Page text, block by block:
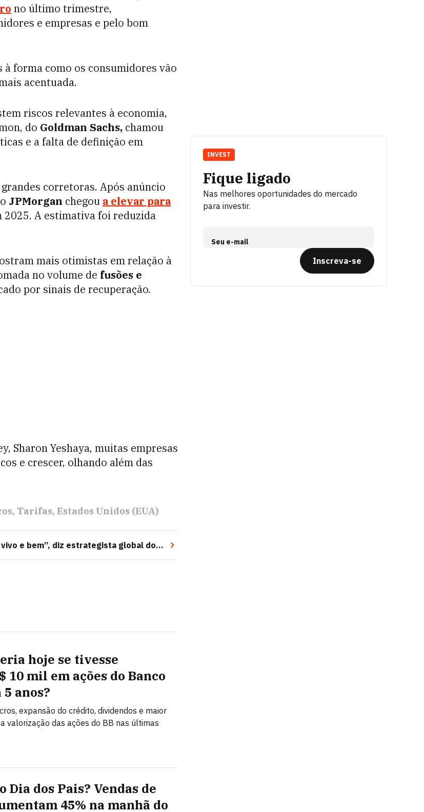
no último trimestre,
e empresas e pelo bom
forma como os consumidores vão
acentuada.
riscos relevantes à economia,
do Goldman Sachs, chamou
e a falta de definição em
corretoras. Após anúncio
JPMorgan chegou a elevar para
2025. A estimativa foi reduzida
mais otimistas em relação à
no volume de fusões e
por sinais de recuperação.
Sharon Yeshaya, muitas empresas
e crescer, olhando além das
Tarifas Estados Unidos (EUA)
e bem”, diz estrategista global do
hoje se tivesse
10 mil em ações do Banco
anos?
expansão do crédito, dividendos e maior
valorização das ações do BB nas últimas
Dia dos Pais? Vendas de
45% na manhã do
Fique ligado
Nas melhores oportunidades do mercado
para investir.
Seu e-mail
Inscreva-se
INVEST